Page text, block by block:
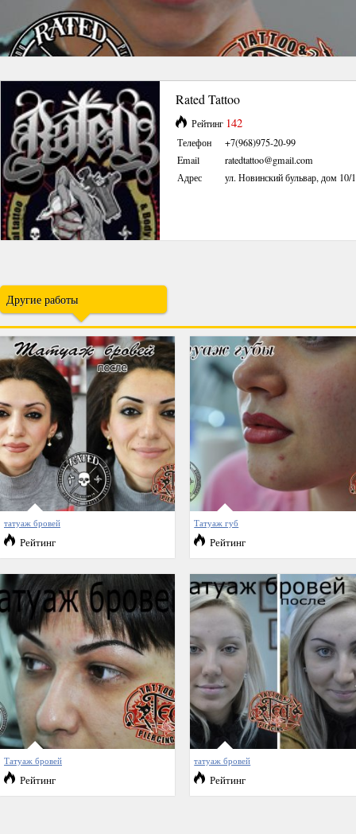
Rated Tattoo
Рейтинг 142
Телефон
+7(968)975-20-99
Email
ratedtattoo@gmail.com
Адрес
ул. Новинский бульвар, дом 10/
Другие работы
татуаж бровей
Рейтинг
Татуаж губ
Рейтинг
Татуаж бровей
Рейтинг
татуаж бровей
Рейтинг